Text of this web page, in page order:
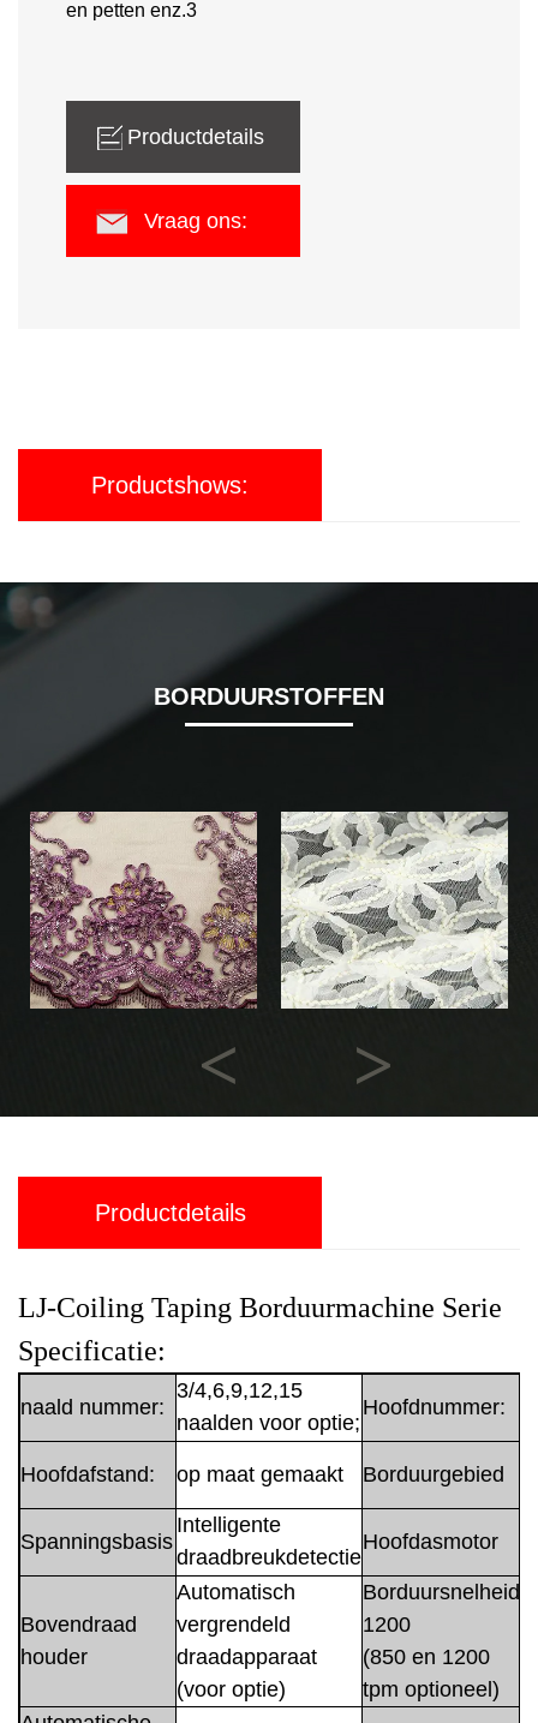
en petten enz.3
Productdetails
Vraag ons:
Productshows:
BORDUURSTOFFEN
Next
Productdetails
LJ-Coiling Taping Borduurmachine Serie
Specificatie:
naald nummer:
3/4,6,9,12,15
naalden voor optie;
Hoofdnummer:
Hoofdafstand: op maat gemaakt Borduurgebied
Spanningsbasis
Intelligente
draadbreukdetectie
Hoofdasmotor
Bovendraad
houder
Automatisch
vergrendeld
draadapparaat
(voor optie)
Borduursnelheid:
1200
(850 en 1200
tpm optioneel)